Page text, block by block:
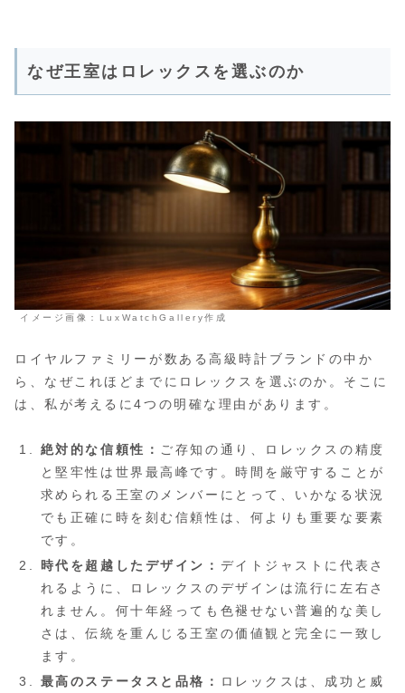
なぜ王室はロレックスを選ぶのか
イメージ画像：LuxWatchGallery作成
ロイヤルファミリーが数ある高級時計ブランドの中か
ら、なぜこれほどまでにロレックスを選ぶのか。そこに
は、私が考えるに4つの明確な理由があります。
絶対的な信頼性： ご存知の通り、ロレックスの精度
と堅牢性は世界最高峰です。時間を厳守することが
求められる王室のメンバーにとって、いかなる状況
でも正確に時を刻む信頼性は、何よりも重要な要素
です。
時代を超越したデザイン： デイトジャストに代表さ
れるように、ロレックスのデザインは流行に左右さ
れません。何十年経っても色褪せない普遍的な美し
さは、伝統を重んじる王室の価値観と完全に一致し
ます。
最高のステータスと品格：
ロレックスは、成功と威